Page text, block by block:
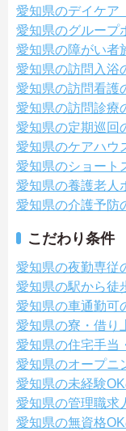
愛知県のデイケア
愛知県のグループ
愛知県の障がい者
愛知県の訪問入浴
愛知県の訪問看護
愛知県の訪問診療
愛知県の定期巡回
愛知県のケアハウ
愛知県のショート
愛知県の養護老人
愛知県の介護予防
こだわり条件
愛知県の夜勤専従
愛知県の駅から徒
愛知県の車通勤可
愛知県の寮・借り
愛知県の住宅手当
愛知県のオープニ
愛知県の未経験
愛知県の管理職求
愛知県の無資格